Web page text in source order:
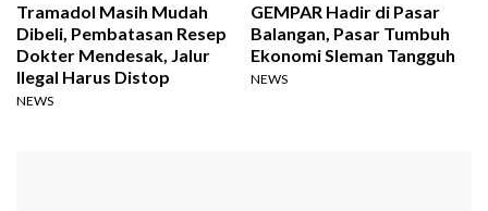
Tramadol Masih Mudah
Dibeli, Pembatasan Resep
Dokter Mendesak, Jalur
Ilegal Harus Distop
NEWS
GEMPAR Hadir di Pasar
Balangan, Pasar Tumbuh
Ekonomi Sleman Tangguh
NEWS